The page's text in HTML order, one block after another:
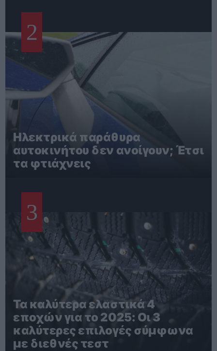
2
Ηλεκτρικά παράθυρα
αυτοκινήτου δεν ανοίγουν; Έτσι
τα φτιάχνεις
3
Τα καλύτερα ελαστικά 4
εποχών για το 2025: Οι 3
καλύτερες επιλογές σύμφωνα
με διεθνές τεστ